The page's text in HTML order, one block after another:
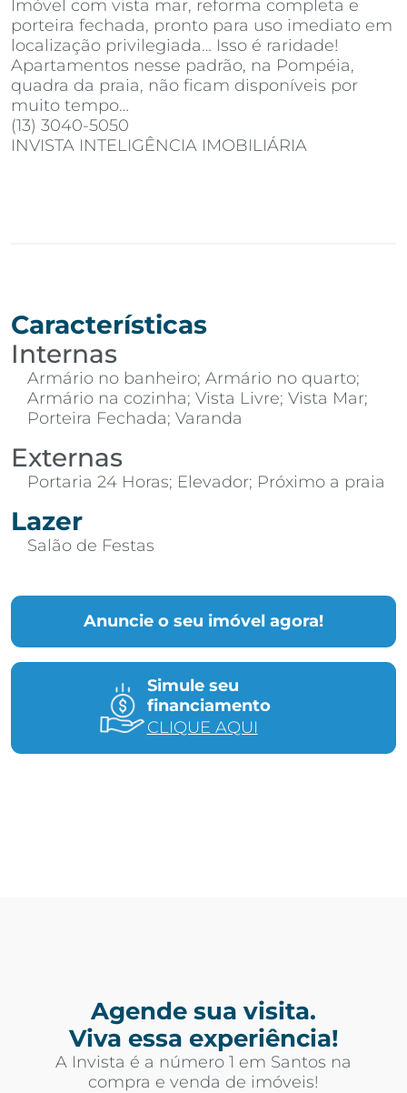
Imóvel com vista mar, reforma completa e
porteira fechada, pronto para uso imediato em
localização privilegiada… Isso é raridade!
Apartamentos nesse padrão, na Pompéia,
quadra da praia, não ficam disponíveis por
muito tempo…
(13) 3040-5050
INVISTA INTELIGÊNCIA IMOBILIÁRIA
Anuncie o seu imóvel agora!
Simule seu
financiamento
CLIQUE AQUI
Características
Internas
Armário no banheiro; Armário no quarto;
Armário na cozinha; Vista Livre; Vista Mar;
Porteira Fechada; Varanda
Externas
Portaria 24 Horas; Elevador; Próximo a praia
Lazer
Salão de Festas
Agende sua visita.
Viva essa experiência!
A Invista é a número 1 em Santos na
compra e venda de imóveis!